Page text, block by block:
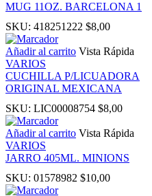
panel
Panel
MUG 11OZ. BARCELONA 1
SKU: 418251222 $8,00
Añadir al carrito Vista Rápida
VARIOS
CUCHILLA P/LICUADORA
ORIGINAL MEXICANA
SKU: LIC00008754 $8,00
Añadir al carrito Vista Rápida
VARIOS
JARRO 405ML. MINIONS
SKU: 01578982 $10,00